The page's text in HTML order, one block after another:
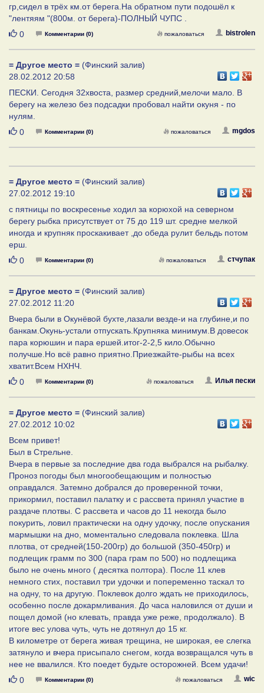
гр,сидел в трёх км.от берега.На обратном пути подошёл к
"лентяям "(800м. от берега)-ПОЛНЫЙ ЧУПС .
Нравится
0 Комментарии (0) bistrolen
пожаловаться
= Другое место = (Финский залив)
28.02.2012 20:58
ПЕСКИ. Сегодня 32хвоста, размер средний,мелочи мало. В
берегу на железо без подсадки пробовал найти окуня - по
нулям.
Нравится
0 Комментарии (0) mgdos
пожаловаться
= Другое место = (Финский залив)
27.02.2012 19:10
с пятницы по воскресенье ходил за корюхой на северном
берегу рыбка присутствует от 75 до 119 шт. средне мелкой
иногда и крупняк проскакивает ,до обеда рулит бельдь потом
ерш.
Нравится
0 Комментарии (0) стчупак
пожаловаться
= Другое место = (Финский залив)
27.02.2012 11:20
Вчера были в Окунёвой бухте,лазали везде-и на глубине,и по
банкам.Окунь-устали отпускать.Крупняка минимум.В довесок
пара корюшин и пара ершей.итог-2-2,5 кило.Обычно
получше.Но всё равно приятно.Приезжайте-рыбы на всех
хватит.Всем НХНЧ.
Нравится
0 Комментарии (0) Илья пески
пожаловаться
= Другое место = (Финский залив)
27.02.2012 10:02
Всем привет!
Был в Стрельне.
Вчера в первые за последние два года выбрался на рыбалку.
Проноз погоды был многообещающим и полностью
оправдался. Затемно добрался до проверенной точки,
прикормил, поставил палатку и с рассвета принял участие в
раздаче плотвы. С рассвета и часов до 11 некогда было
покурить, ловил практически на одну удочку, после опускания
мармышки на дно, моментально следовала поклевка. Шла
плотва, от средней(150-200гр) до большой (350-450гр) и
подлещик грамм по 300 (пара грам по 500) но подлещика
было не очень много ( десятка полтора). После 11 клев
немного стих, поставил три удочки и попеременно таскал то
на одну, то на другую. Поклевок долго ждать не приходилось,
особенно после докармливания. До часа наловился от души и
пощел домой (но клевать, правда уже реже, продолжало). В
итоге вес улова чуть, чуть не дотянул до 15 кг.
В километре от берега живая трещина, не широкая, ее слегка
затянуло и вчера присыпало снегом, когда возвращался чуть в
нее не ввалился. Кто поедет будьте осторожней. Всем удачи!
Нравится
0 Комментарии (0) wic
пожаловаться